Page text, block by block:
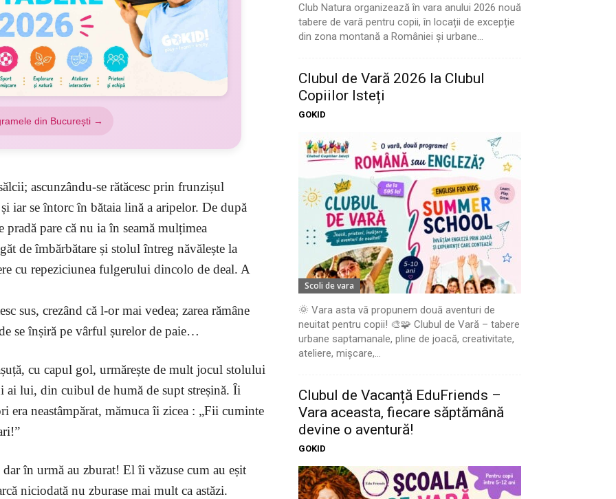
din București →
ascunzându-se rătăcesc prin frunzișul
iar se întorc în bătaia lină a aripelor. De după
pare că nu ia în seamă mulțimea
de îmbărbătare și stolul întreg năvălește la
cu repeziciunea fulgerului dincolo de deal. A
sus, crezând că l-or mai vedea; zarea rămâne
se înșiră pe vârful șurelor de paie…
cu capul gol, urmărește de mult jocul stolului
ai lui, din cuibul de humă de supt streșină. Îi
era neastâmpărat, mămuca îi zicea : „Fii cuminte
în urmă au zburat! El îi văzuse cum au eșit
niciodată nu zburase mai mult ca astăzi.
Club Natura organizează în vara anului 2026 nouă
tabere de vară pentru copii, în locații de excepție
din zona montană a României și urbane...
Clubul de Vară 2026 la Clubul
Copiilor Isteți
GOKID
Scoli de vara
🌞 Vara asta vă propunem două aventuri de
neuitat pentru copii! 🎨🧩 Clubul de Vară – tabere
urbane saptamanale, pline de joacă, creativitate,
ateliere, mișcare,...
Clubul de Vacanță EduFriends –
Vara aceasta, fiecare săptămână
devine o aventură!
GOKID